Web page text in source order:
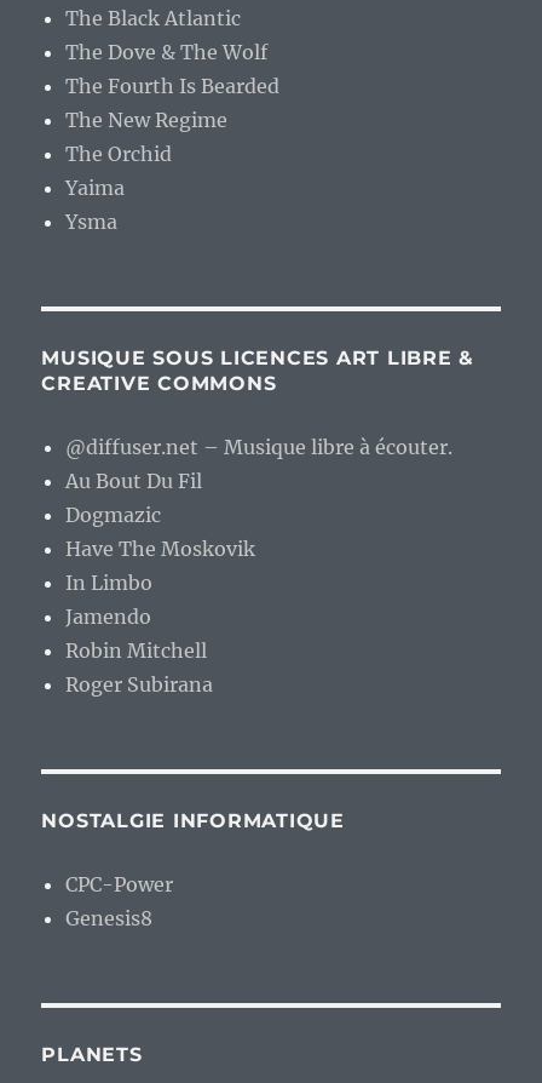
The Black Atlantic
The Dove & The Wolf
The Fourth Is Bearded
The New Regime
The Orchid
Yaima
Ysma
MUSIQUE SOUS LICENCES ART LIBRE &
CREATIVE COMMONS
@diffuser.net – Musique libre à écouter.
Au Bout Du Fil
Dogmazic
Have The Moskovik
In Limbo
Jamendo
Robin Mitchell
Roger Subirana
NOSTALGIE INFORMATIQUE
CPC-Power
Genesis8
PLANETS